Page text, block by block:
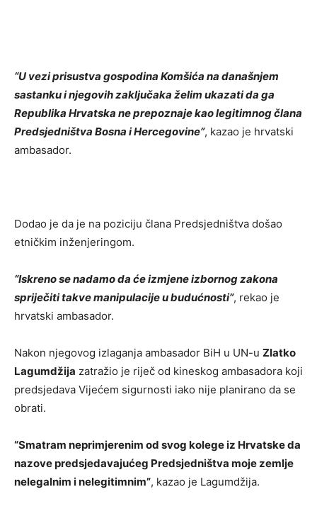
“U vezi prisustva gospodina Komšića na današnjem
sastanku i njegovih zaključaka želim ukazati da ga
Republika Hrvatska ne prepoznaje kao legitimnog člana
Predsjedništva Bosna i Hercegovine”, kazao je hrvatski
ambasador.
Dodao je da je na poziciju člana Predsjedništva došao
etničkim inženjeringom.
“Iskreno se nadamo da će izmjene izbornog zakona
spriječiti takve manipulacije u budućnosti”, rekao je
hrvatski ambasador.
Nakon njegovog izlaganja ambasador BiH u UN-u Zlatko
Lagumdžija zatražio je riječ od kineskog ambasadora koji
predsjedava Vijećem sigurnosti iako nije planirano da se
obrati.
“Smatram neprimjerenim od svog kolege iz Hrvatske da
nazove predsjedavajućeg Predsjedništva moje zemlje
nelegalnim i nelegitimnim”, kazao je Lagumdžija.